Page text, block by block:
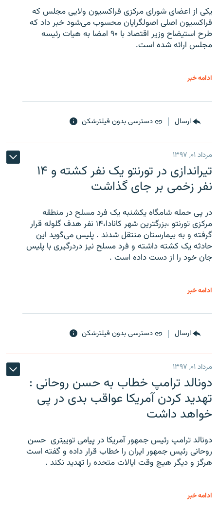
یکی از اعضای شورای مرکزی فراکسیون ولایی مجلس که
فراکسیون اصلی اصولگرایان محسوب می‌شود خبر داد که
طرح استیضاح وزیر اقتصاد با ۹۰ امضا به هیات رئیسه
مجلس ارائه شده است.
ادامه خبر
ارسال دسترسی بدون فیلترشکن
مرداد ۰۱, ۱۳۹۷
تیراندازی در تورنتو یک نفر کشته و ۱۴
نفر زخمی بر جای گذاشت
در پی حمله شامگاه یکشنبه یک فرد مسلح در منطقه
مرکزی تورنتو ،‌بزرگترین شهر کانادا،۱۴ نفر هدف گلوله قرار
گرفته و به بیمارستان منتقل شدند . پلیس می‌گوید این
حادثه یک کشته داشته و فرد مسلح نیز دردرگیری با پلیس
جان خود را از دست داده است .
ادامه خبر
ارسال دسترسی بدون فیلترشکن
مرداد ۰۱, ۱۳۹۷
دونالد ترامپ خطاب به حسن روحانی :
تهدید کردن آمریکا عواقب بدی در پی
خواهد داشت
دونالد ترامپ رئیس جمهور آمریکا در پیامی توییتری ‌ حسن
روحانی رئیس جمهور ایران را خطاب قرار داده و گفته است
هرگز و دیگر هیچ وقت ایالات متحده را تهدید نکند .
ادامه خبر